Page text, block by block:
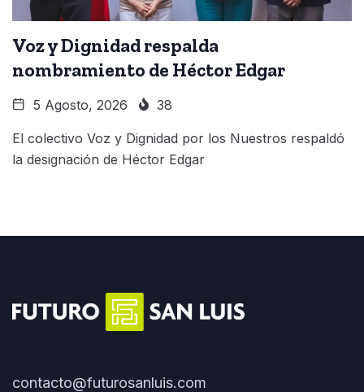
Voz y Dignidad respalda
nombramiento de Héctor Edgar
5 Agosto, 2026 38
El colectivo Voz y Dignidad por los Nuestros respaldó
la designación de Héctor Edgar
contacto@futurosanluis.com